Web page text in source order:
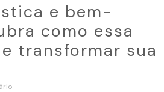
e bem-
como essa
transformar sua